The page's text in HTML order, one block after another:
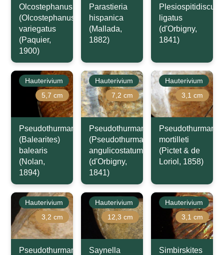
Olcostephanus
(Olcostephanus)
variegatus
(Paquier,
1900)
Parastieria
hispanica
(Mallada,
1882)
Plesiospitidiscus
ligatus
(d'Orbigny,
1841)
Hauterivium
5,7 cm
Pseudothurmannia
(Balearites)
balearis
(Nolan,
1894)
Hauterivium
7,2 cm
Pseudothurmannia
(Pseudothurmannia)
angulicostatum
(d'Orbigny,
1841)
Hauterivium
3,1 cm
mortilleti
(Pictet & de
Loriol, 1858)
Hauterivium
3,2 cm
Pseudothurmannia
Hauterivium
12,3 cm
Saynella
Hauterivium
3,1 cm
Simbirskites